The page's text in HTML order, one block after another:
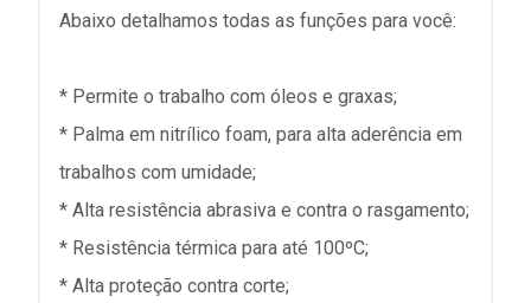
Abaixo detalhamos todas as funções para você:
* Permite o trabalho com óleos e graxas;
* Palma em nitrílico foam, para alta aderência em
trabalhos com umidade;
* Alta resistência abrasiva e contra o rasgamento;
* Resistência térmica para até 100ºC;
* Alta proteção contra corte;